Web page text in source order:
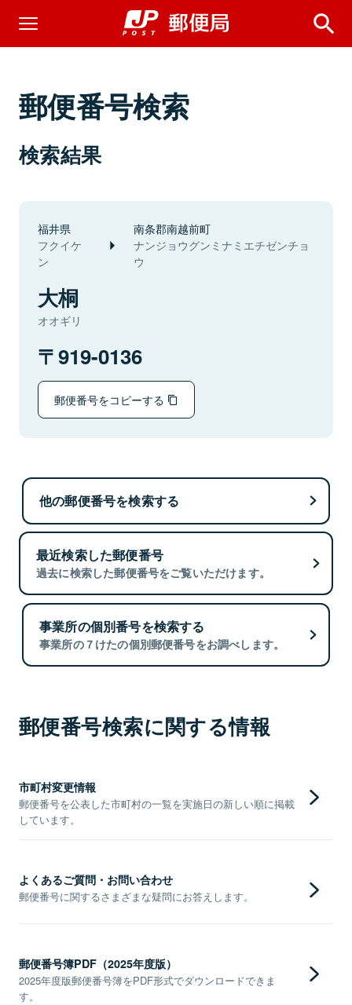
郵便番号検索
検索結果
福井県
フクイケ
ン
南条郡南越前町
ナンジョウグンミナミエチゼンチョ
ウ
大桐
オオギリ
919-0136
郵便番号をコピーする
他の郵便番号を検索する
最近検索した郵便番号
過去に検索した郵便番号をご覧いただけます。
事業所の個別番号を検索する
事業所の７けたの個別郵便番号をお調べします。
郵便番号検索に関する情報
市町村変更情報
郵便番号を公表した市町村の一覧を実施日の新しい順に掲載
しています。
よくあるご質問・お問い合わせ
郵便番号に関するさまざまな疑問にお答えします。
郵便番号簿PDF（2025年度版）
2025年度版郵便番号簿をPDF形式でダウンロードできま
す。